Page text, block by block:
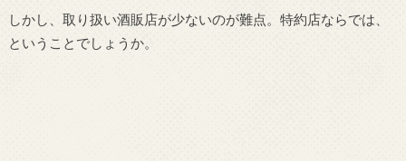
しかし、取り扱い酒販店が少ないのが難点。特約店ならでは、
ということでしょうか。